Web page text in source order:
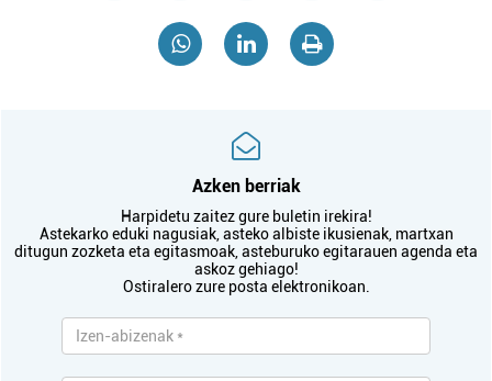
Azken berriak
Harpidetu zaitez gure buletin irekira!
Astekarko eduki nagusiak, asteko albiste ikusienak, martxan
ditugun zozketa eta egitasmoak, asteburuko egitarauen agenda eta
askoz gehiago!
Ostiralero zure posta elektronikoan.